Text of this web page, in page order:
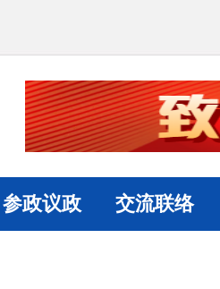
参政议政 交流联络